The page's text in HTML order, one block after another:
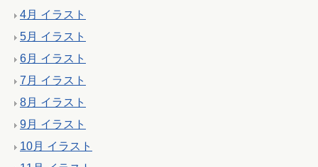
4月 イラスト
5月 イラスト
6月 イラスト
7月 イラスト
8月 イラスト
9月 イラスト
10月 イラスト